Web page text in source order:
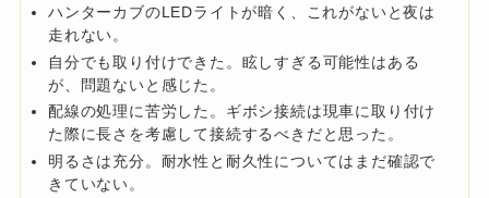
ハンターカブのLEDライトが暗く、これがないと夜は
走れない。
自分でも取り付けできた。眩しすぎる可能性はある
が、問題ないと感じた。
配線の処理に苦労した。ギボシ接続は現車に取り付け
た際に長さを考慮して接続するべきだと思った。
明るさは充分。耐水性と耐久性についてはまだ確認で
きていない。